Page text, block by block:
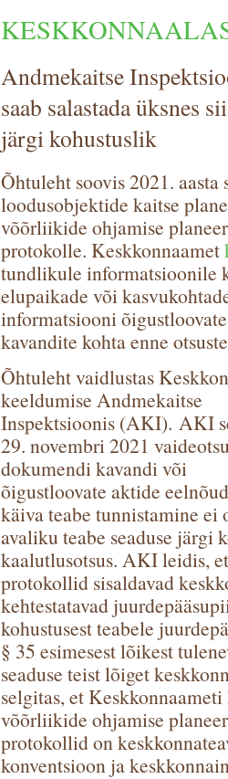
Andmekaitse
saab salastada üksnes
järgi kohustuslik
Õhtuleht soovis 2021.
loodusobjektide kaitse
võõrliikide ohjamise
protokolle. Keskkonnaamet
tundlikule informatsioonile
elupaikade või
informatsiooni
kavandite kohta enne
Õhtuleht vaidlustas
keeldumise Andmekaitse
Inspektsioonis (AKI). AKI
29. novembri 2021
dokumendi kavandi või
õigustloovate aktide
käiva teabe tunnistamine ei
avaliku teabe seaduse järgi
kaalutlusotsus. AKI leidis,
protokollid sisaldavad
kehtestatavad
kohustusest teabele
§ 35 esimesest lõikest
seaduse teist lõiget
selgitas, et
võõrliikide ohjamise
protokollid on
konventsioon ja